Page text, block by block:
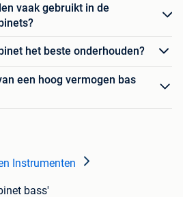
vaak gebruikt in de
het beste onderhouden?
een hoog vermogen bas
Instrumenten
bass'